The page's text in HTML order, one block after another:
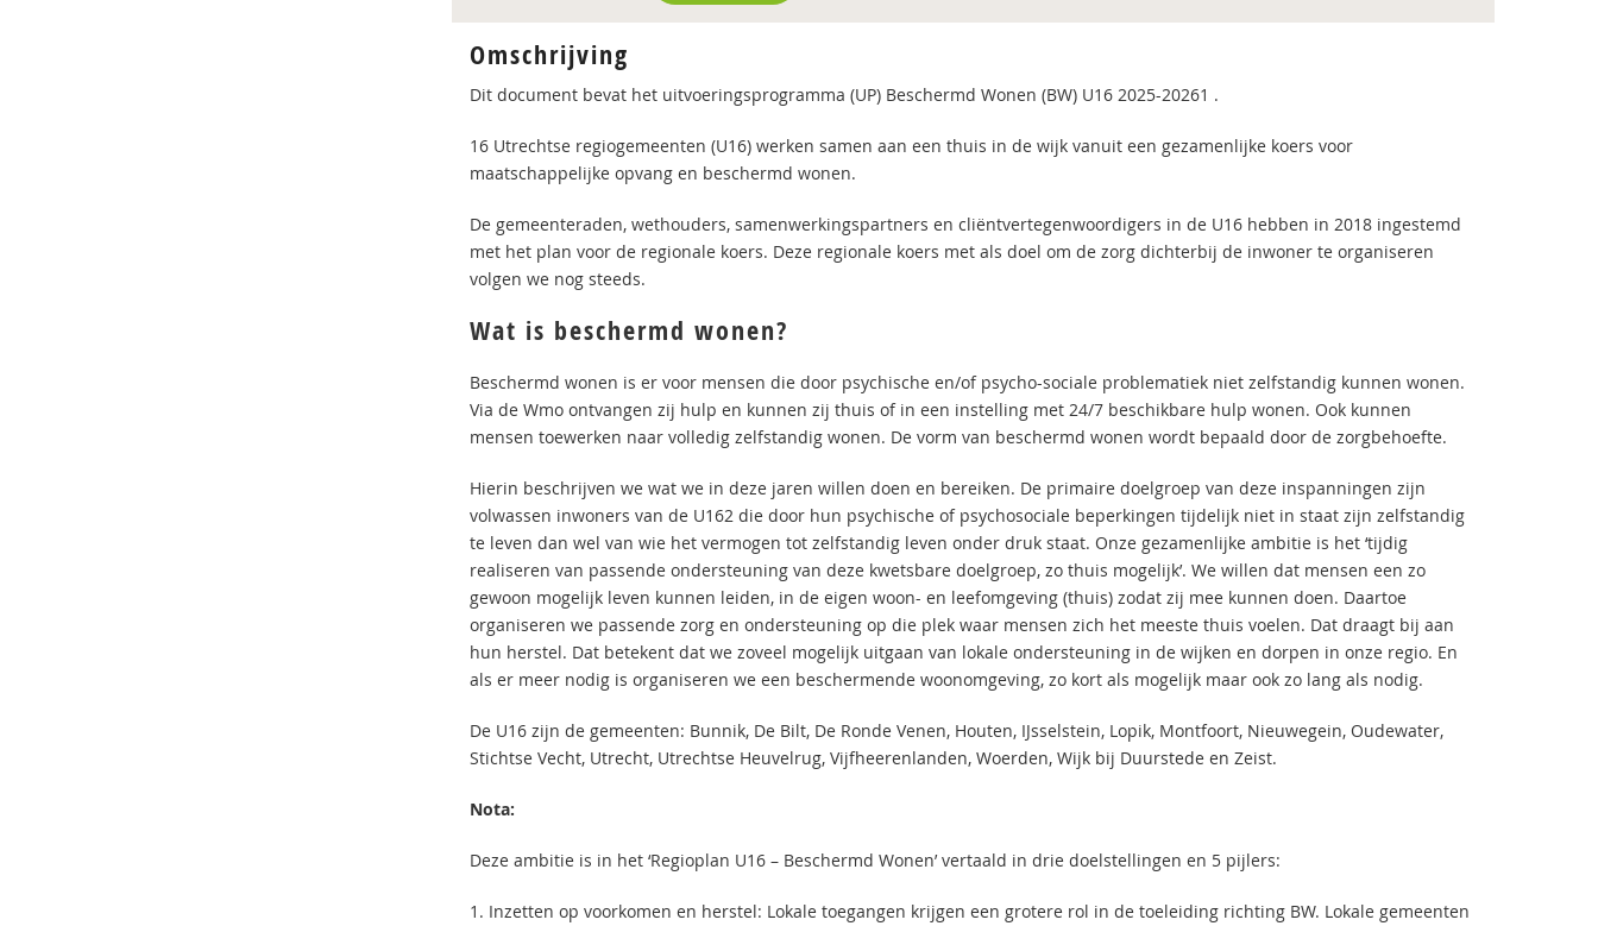
Omschrijving
Dit document bevat het uitvoeringsprogramma (UP) Beschermd Wonen (BW) U16 2025-20261 .
16 Utrechtse regiogemeenten (U16) werken samen aan een thuis in de wijk vanuit een gezamenlijke koers voor
maatschappelijke opvang en beschermd wonen.
De gemeenteraden, wethouders, samenwerkingspartners en cliëntvertegenwoordigers in de U16 hebben in 2018 ingestemd
met het plan voor de regionale koers. Deze regionale koers met als doel om de zorg dichterbij de inwoner te organiseren
volgen we nog steeds.
Wat is beschermd wonen?
Beschermd wonen is er voor mensen die door psychische en/of psycho-sociale problematiek niet zelfstandig kunnen wonen.
Via de Wmo ontvangen zij hulp en kunnen zij thuis of in een instelling met 24/7 beschikbare hulp wonen. Ook kunnen
mensen toewerken naar volledig zelfstandig wonen. De vorm van beschermd wonen wordt bepaald door de zorgbehoefte.
Hierin beschrijven we wat we in deze jaren willen doen en bereiken. De primaire doelgroep van deze inspanningen zijn
volwassen inwoners van de U162 die door hun psychische of psychosociale beperkingen tijdelijk niet in staat zijn zelfstandig
te leven dan wel van wie het vermogen tot zelfstandig leven onder druk staat. Onze gezamenlijke ambitie is het ‘tijdig
realiseren van passende ondersteuning van deze kwetsbare doelgroep, zo thuis mogelijk’. We willen dat mensen een zo
gewoon mogelijk leven kunnen leiden, in de eigen woon- en leefomgeving (thuis) zodat zij mee kunnen doen. Daartoe
organiseren we passende zorg en ondersteuning op die plek waar mensen zich het meeste thuis voelen. Dat draagt bij aan
hun herstel. Dat betekent dat we zoveel mogelijk uitgaan van lokale ondersteuning in de wijken en dorpen in onze regio. En
als er meer nodig is organiseren we een beschermende woonomgeving, zo kort als mogelijk maar ook zo lang als nodig.
De U16 zijn de gemeenten: Bunnik, De Bilt, De Ronde Venen, Houten, IJsselstein, Lopik, Montfoort, Nieuwegein, Oudewater,
Stichtse Vecht, Utrecht, Utrechtse Heuvelrug, Vijfheerenlanden, Woerden, Wijk bij Duurstede en Zeist.
Nota:
Deze ambitie is in het ‘Regioplan U16 – Beschermd Wonen’ vertaald in drie doelstellingen en 5 pijlers:
1. Inzetten op voorkomen en herstel: Lokale toegangen krijgen een grotere rol in de toeleiding richting BW. Lokale gemeenten